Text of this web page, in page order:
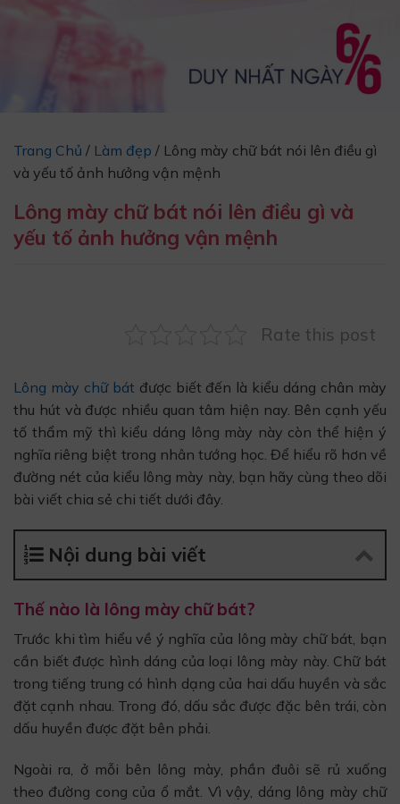
Trang Chủ / Làm đẹp / Lông mày chữ bát nói lên điều gì
và yếu tố ảnh hưởng vận mệnh
Lông mày chữ bát nói lên điều gì và
yếu tố ảnh hưởng vận mệnh
Rate this post
Lông mày chữ bát được biết đến là kiểu dáng chân mày
thu hút và được nhiều quan tâm hiện nay. Bên cạnh yếu
tố thẩm mỹ thì kiểu dáng lông mày này còn thể hiện ý
nghĩa riêng biệt trong nhân tướng học. Để hiểu rõ hơn về
đường nét của kiểu lông mày này, bạn hãy cùng theo dõi
bài viết chia sẻ chi tiết dưới đây.
Nội dung bài viết
Thế nào là lông mày chữ bát?
Trước khi tìm hiểu về ý nghĩa của lông mày chữ bát, bạn
cần biết được hình dáng của loại lông mày này. Chữ bát
trong tiếng trung có hình dạng của hai dấu huyền và sắc
đặt cạnh nhau. Trong đó, dấu sắc được đặc bên trái, còn
dấu huyền được đặt bên phải.
Ngoài ra, ở mỗi bên lông mày, phần đuôi sẽ rủ xuống
theo đường cong của ổ mắt. Vì vậy, dáng lông mày chữ